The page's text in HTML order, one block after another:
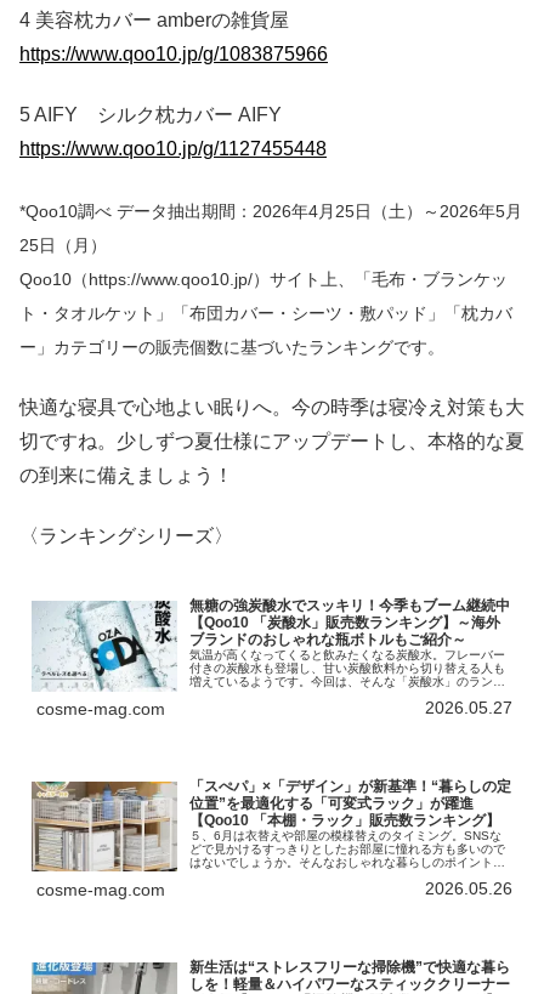
4 美容枕カバー amberの雑貨屋
https://www.qoo10.jp/g/1083875966
5 AIFY シルク枕カバー AIFY
https://www.qoo10.jp/g/1127455448
*Qoo10調べ データ抽出期間：2026年4月25日（土）～2026年5月
25日（月）
Qoo10（https://www.qoo10.jp/）サイト上、「毛布・ブランケッ
ト・タオルケット」「布団カバー・シーツ・敷パッド」「枕カバ
ー」カテゴリーの販売個数に基づいたランキングです。
快適な寝具で心地よい眠りへ。今の時季は寝冷え対策も大
切ですね。少しずつ夏仕様にアップデートし、本格的な夏
の到来に備えましょう！
〈ランキングシリーズ〉
無糖の強炭酸水でスッキリ！今季もブーム継続中
【Qoo10 「炭酸水」販売数ランキング】～海外
ブランドのおしゃれな瓶ボトルもご紹介～
気温が高くなってくると飲みたくなる炭酸水。フレーバー
付きの炭酸水も登場し、甘い炭酸飲料から切り替える人も
増えているようです。今回は、そんな「炭酸水」のランキ
cosme-mag.com 2026.05.27
「スぺパ」×「デザイン」が新基準！“暮らしの定
位置”を最適化する「可変式ラック」が躍進
【Qoo10 「本棚・ラック」販売数ランキング】
５、6月は衣替えや部屋の模様替えのタイミング。SNSな
どで見かけるすっきりとしたお部屋に憧れる方も多いので
はないでしょうか。そんなおしゃれな暮らしのポイントは
cosme-mag.com 2026.05.26
新生活は“ストレスフリーな掃除機”で快適な暮ら
しを！軽量＆ハイパワーなスティッククリーナー